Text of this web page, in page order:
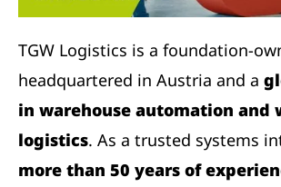
TGW Logistics is a foundation-
headquartered in Austria and a
in warehouse automation and
logistics. As a trusted systems
more than 50 years of